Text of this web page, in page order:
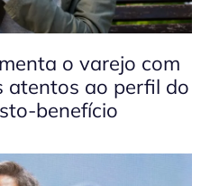
o varejo com
atentos ao perfil do
benefício